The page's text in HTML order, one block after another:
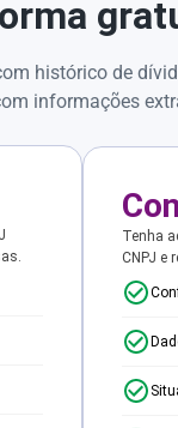
histórico de
informações
Tenha
CNPJ e